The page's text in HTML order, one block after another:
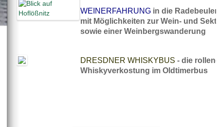
WEINERFAHRUNG in die
mit Möglichkeiten zur Wein- und
sowie einer Weinbergswanderung
DRESDNER WHISKYBUS - die
Whiskyverkostung im Oldtimerbus